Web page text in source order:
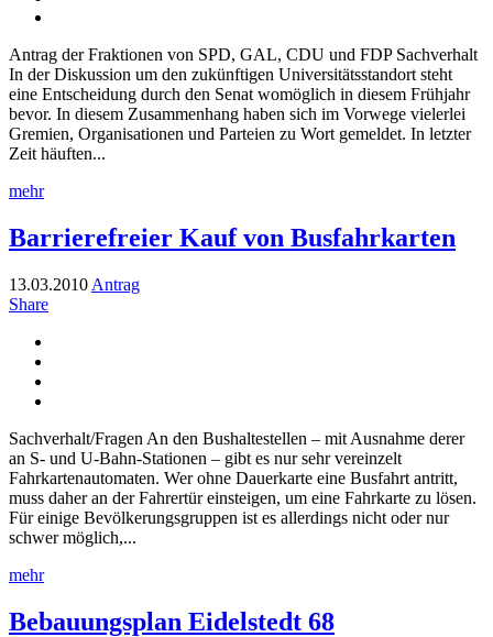
Antrag der Fraktionen von SPD, GAL, CDU und FDP Sachverhalt
In der Diskussion um den zukünftigen Universitätsstandort steht
eine Entscheidung durch den Senat womöglich in diesem Frühjahr
bevor. In diesem Zusammenhang haben sich im Vorwege vielerlei
Gremien, Organisationen und Parteien zu Wort gemeldet. In letzter
Zeit häuften...
mehr
Barrierefreier Kauf von Busfahrkarten
13.03.2010 Antrag
Share
Sachverhalt/Fragen An den Bushaltestellen – mit Ausnahme derer
an S- und U-Bahn-Stationen – gibt es nur sehr vereinzelt
Fahrkartenautomaten. Wer ohne Dauerkarte eine Busfahrt antritt,
muss daher an der Fahrertür einsteigen, um eine Fahrkarte zu lösen.
Für einige Bevölkerungsgruppen ist es allerdings nicht oder nur
schwer möglich,...
mehr
Bebauungsplan Eidelstedt 68